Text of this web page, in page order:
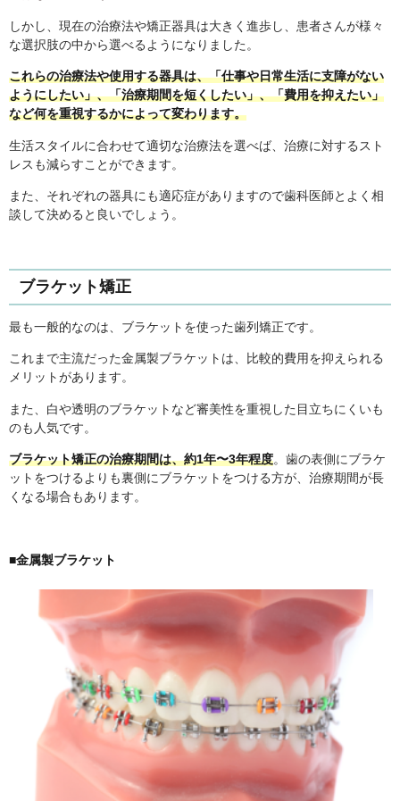
しかし、現在の治療法や矯正器具は大きく進歩し、患者さんが様々
な選択肢の中から選べるようになりました。
これらの治療法や使用する器具は、「仕事や日常生活に支障がない
ようにしたい」、「治療期間を短くしたい」、「費用を抑えたい」
など何を重視するかによって変わります。
生活スタイルに合わせて適切な治療法を選べば、治療に対するスト
レスも減らすことができます。
また、それぞれの器具にも適応症がありますので歯科医師とよく相
談して決めると良いでしょう。
ブラケット矯正
最も一般的なのは、ブラケットを使った歯列矯正です。
これまで主流だった金属製ブラケットは、比較的費用を抑えられる
メリットがあります。
また、白や透明のブラケットなど審美性を重視した目立ちにくいも
のも人気です。
ブラケット矯正の治療期間は、約1年〜3年程度。歯の表側にブラケ
ットをつけるよりも裏側にブラケットをつける方が、治療期間が長
くなる場合もあります。
■金属製ブラケット